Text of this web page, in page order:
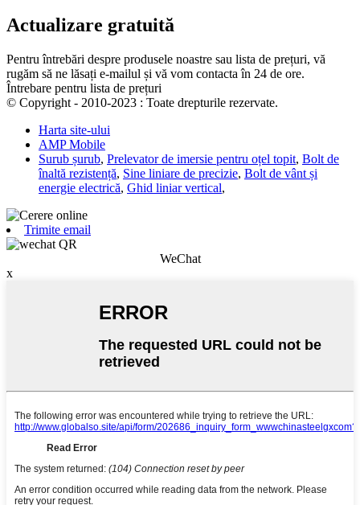
Actualizare gratuită
Pentru întrebări despre produsele noastre sau lista de prețuri, vă
rugăm să ne lăsați e-mailul și vă vom contacta în 24 de ore.
Întrebare pentru lista de prețuri
© Copyright - 2010-2023 : Toate drepturile rezervate.
Harta site-ului
AMP Mobile
Surub șurub, Prelevator de imersie pentru oțel topit, Bolt de
înaltă rezistență, Sine liniare de precizie, Bolt de vânt și
energie electrică, Ghid liniar vertical,
Trimite email
WeChat
x